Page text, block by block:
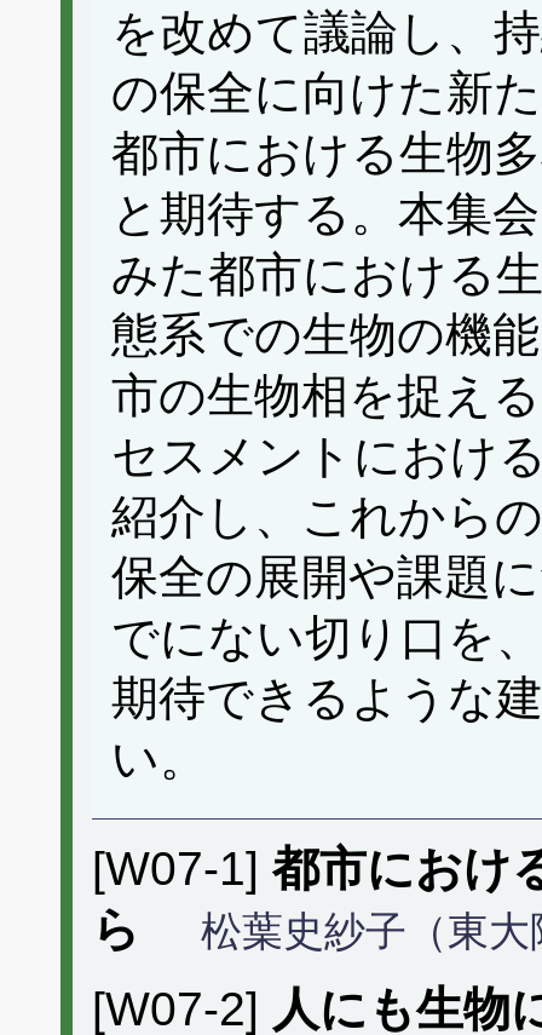
を改めて議論し、
の保全に向けた新
都市における生物
と期待する。本集
みた都市における
態系での生物の機
市の生物相を捉え
セスメントにおけ
紹介し、これから
保全の展開や課題
でにない切り口を
期待できるような
い。
[W07-1] 都市におけ
ら
松葉史紗子（東大
[W07-2] 人にも生物